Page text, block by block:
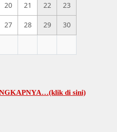
20 21 22 23
27 28 29 30
di sini)